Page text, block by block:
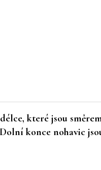
které jsou
konce nohavic